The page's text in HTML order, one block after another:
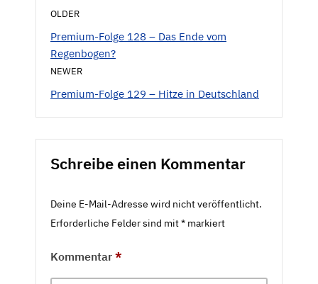
OLDER
Premium-Folge 128 – Das Ende vom
Regenbogen?
NEWER
Premium-Folge 129 – Hitze in Deutschland
Schreibe einen Kommentar
Deine E-Mail-Adresse wird nicht veröffentlicht.
Erforderliche Felder sind mit* markiert
Kommentar *